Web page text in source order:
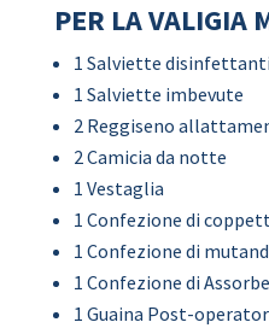
PER LA VALIGIA
1 Salviette
1 Salviette imbevute
2 Reggiseno
2 Camicia da notte
1 Vestaglia
1 Confezione di
1 Confezione di
1 Confezione di
1 Guaina Post-